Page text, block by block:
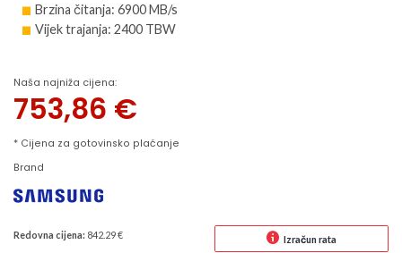
Brzina čitanja: 6900 MB/s
Vijek trajanja: 2400 TBW
Naša najniža cijena:
753,86 €
* Cijena za gotovinsko plaćanje
Brand
Redovna cijena: 842.29 € Izračun rata